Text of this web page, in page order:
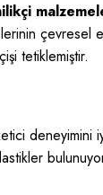
çevresel
tetiklemiştir.